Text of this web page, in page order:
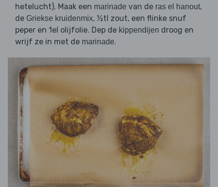
hetelucht). Maak een marinade van de ras el hanout,
de Griekse kruidenmix, ½tl zout, een flinke snuf
peper en 1el olijfolie. Dep de kippendijen droog en
wrijf ze in met de marinade.